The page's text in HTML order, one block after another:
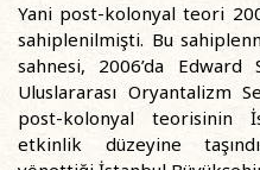
Yani post-kolonyal teori
sahiplenilmişti. Bu
sahnesi, 2006’da Edward
Uluslararası Oryantalizm
post-kolonyal teorisinin
etkinlik düzeyine